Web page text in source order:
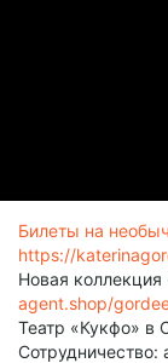
Билеты на
https://
Новая
agent.shop/
Театр «Кукфо» в
Сотрудничество: